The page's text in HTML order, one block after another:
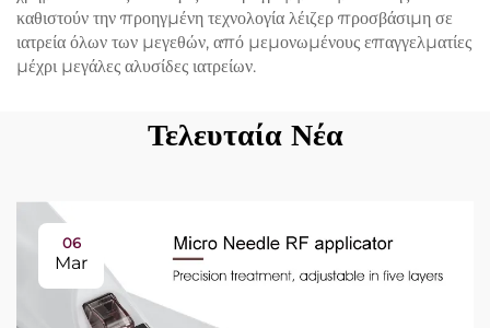
καθιστούν την προηγμένη τεχνολογία λέιζερ προσβάσιμη σε
ιατρεία όλων των μεγεθών, από μεμονωμένους επαγγελματίες
μέχρι μεγάλες αλυσίδες ιατρείων.
Τελευταία Νέα
06
Mar